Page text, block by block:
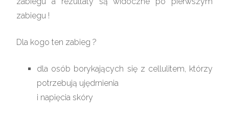
zabiegu !
Dla kogo ten zabieg ?
dla osób borykających się z cellulitem, którzy
potrzebują ujędrnienia
i napięcia skóry